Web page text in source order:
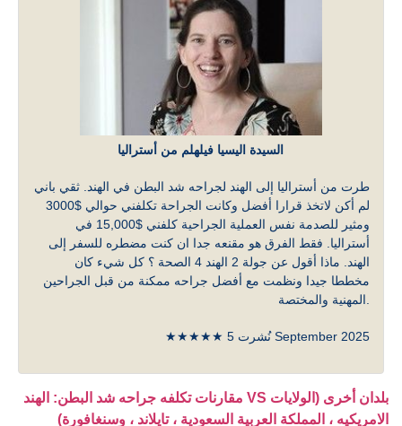
السيدة اليسيا فيلهلم من أستراليا
طرت من أستراليا إلى الهند لجراحه شد البطن في الهند. ثقي باني
لم أكن لاتخذ قرارا أفضل وكانت الجراحة تكلفني حوالي $3000
ومثير للصدمة نفس العملية الجراحية كلفني $15,000 في
أستراليا. فقط الفرق هو مقنعه جدا ان كنت مضطره للسفر إلى
الهند. ماذا أقول عن جولة 2 الهند 4 الصحة ؟ كل شيء كان
مخططا جيدا ونظمت مع أفضل جراحه ممكنة من قبل الجراحين
المهنية والمختصة.
★★★★★ نُشرت 5 September 2025
مقارنات تكلفه جراحه شد البطن: الهند VS بلدان أخرى (الولايات
الامريكيه ، المملكة العربية السعودية ، تايلاند ، وسنغافورة)